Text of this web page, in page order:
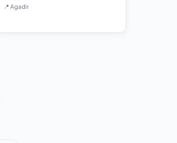
📍 Agadir